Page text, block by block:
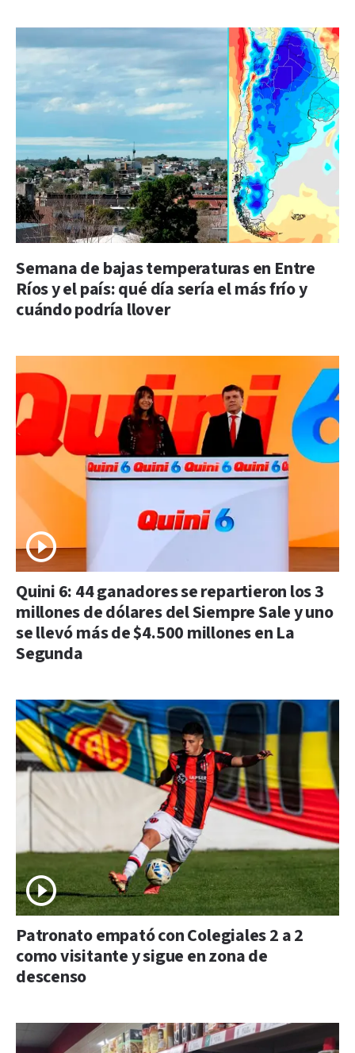
Semana de bajas temperaturas en Entre
Ríos y el país: qué día sería el más frío y
cuándo podría llover
Quini 6: 44 ganadores se repartieron los 3
millones de dólares del Siempre Sale y uno
se llevó más de $4.500 millones en La
Segunda
Patronato empató con Colegiales 2 a 2
como visitante y sigue en zona de
descenso